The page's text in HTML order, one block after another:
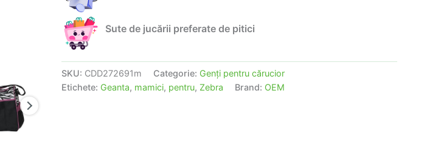
Sute de jucării preferate de pitici
SKU: CDD272691m Categorie: Genţi pentru cărucior
Etichete: Geanta, mamici, pentru, Zebra Brand: OEM